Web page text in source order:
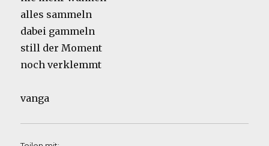
alles sammeln
dabei gammeln
still der Moment
noch verklemmt
vanga